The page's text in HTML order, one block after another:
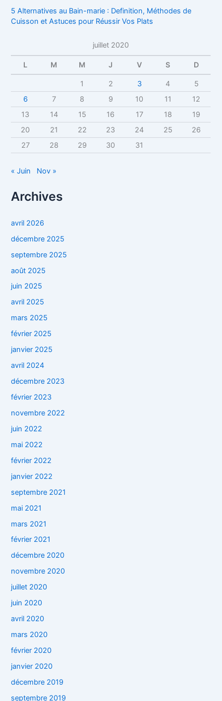
5 Alternatives au Bain-marie : Definition, Méthodes de
Cuisson et Astuces pour Réussir Vos Plats
juillet 2020
L M M J V S D
1 2 3 4
5
6
7 8 9 10 11
12
13
14 15 16 17 18
19
20
21 22 23 24 25
26
27
28 29 30 31
« Juin Nov »
Archives
avril 2026
décembre 2025
septembre 2025
août 2025
juin 2025
avril 2025
mars 2025
février 2025
janvier 2025
avril 2024
décembre 2023
février 2023
novembre 2022
juin 2022
mai 2022
février 2022
janvier 2022
septembre 2021
mai 2021
mars 2021
février 2021
décembre 2020
novembre 2020
juillet 2020
juin 2020
avril 2020
mars 2020
février 2020
janvier 2020
décembre 2019
septembre 2019